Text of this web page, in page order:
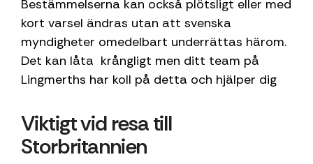
Bestämmelserna kan också plötsligt eller med
kort varsel ändras utan att svenska
myndigheter omedelbart underrättas härom.
Det kan låta krångligt men ditt team på
Lingmerths har koll på detta och hjälper dig
Viktigt vid resa till
Storbritannien